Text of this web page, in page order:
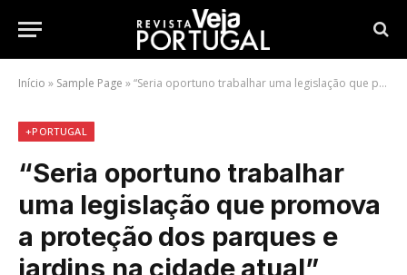
Início » Sample Page »“Seria oportuno trabalhar uma legislação que promova a proteção dos parques e jardins na cidade atual”
+PORTUGAL
“Seria oportuno trabalhar
uma legislação que promova
a proteção dos parques e
jardins na cidade atual”